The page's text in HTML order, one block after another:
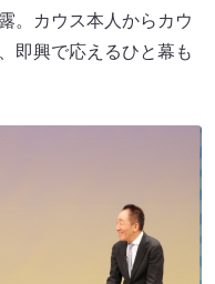
。カウス本人からカウ
即興で応えるひと幕も